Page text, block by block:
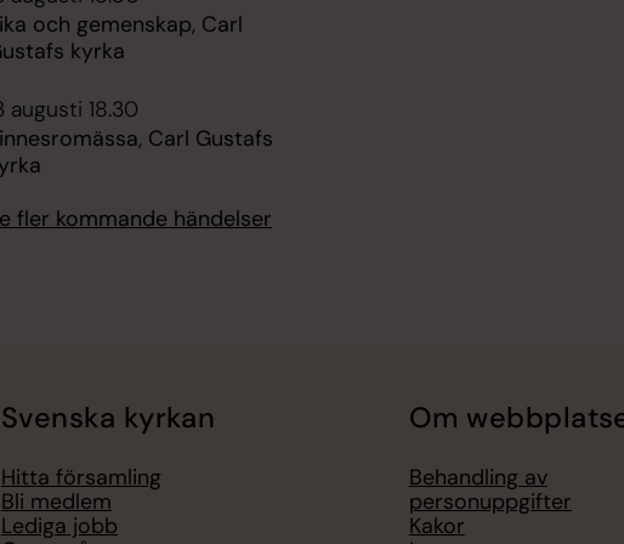
och gemenskap, Carl
kyrka
augusti 18.30
Carl Gustafs
fler kommande händelser
Svenska kyrkan
Hitta församling
Bli medlem
Lediga jobb
Om
Behandling av
personuppgifter
Kakor